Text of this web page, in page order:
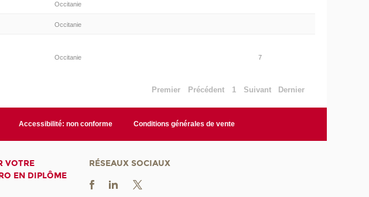
Occitanie
Occitanie
Occitanie 7
Premier Précédent 1 Suivant Dernier
Accessibilité: non conforme Conditions générales de vente
VOTRE
EN DIPLÔME
RÉSEAUX SOCIAUX